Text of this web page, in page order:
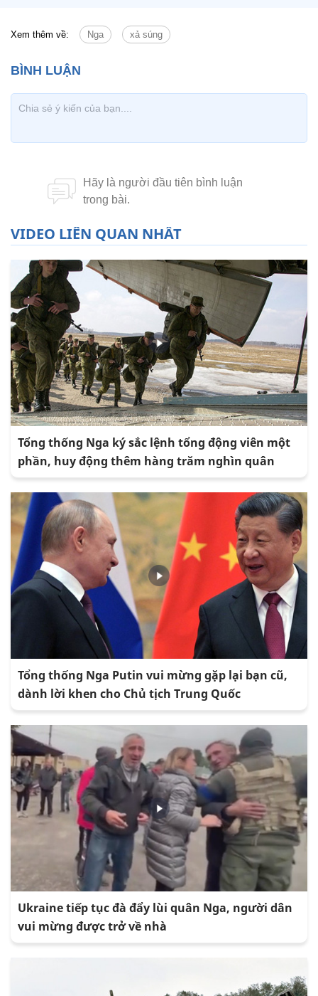
Xem thêm về: Nga xả súng
VIDEO LIÊN QUAN NHẤT
Tổng thống Nga ký sắc lệnh tổng động viên một
phần, huy động thêm hàng trăm nghìn quân
Tổng thống Nga Putin vui mừng gặp lại bạn cũ,
dành lời khen cho Chủ tịch Trung Quốc
Ukraine tiếp tục đà đẩy lùi quân Nga, người dân
vui mừng được trở về nhà